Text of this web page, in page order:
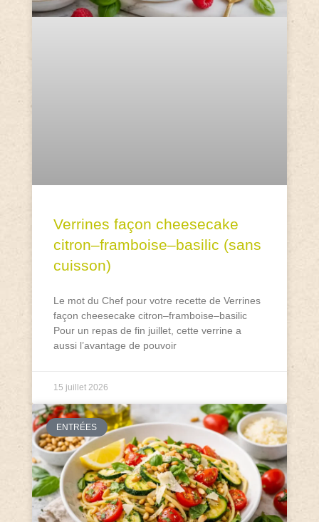
Verrines façon cheesecake
citron–framboise–basilic (sans
cuisson)
Le mot du Chef pour votre recette de Verrines
façon cheesecake citron–framboise–basilic
Pour un repas de fin juillet, cette verrine a
aussi l’avantage de pouvoir
15 juillet 2026
ENTRÉES